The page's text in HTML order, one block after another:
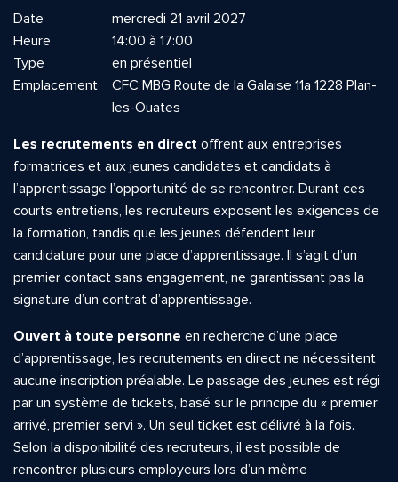
Date
mercredi 21 avril 2027
Heure
14:00 à 17:00
Type
en présentiel
Emplacement
CFC MBG Route de la Galaise 11a 1228 Plan-
les-Ouates
Les recrutements en direct offrent aux entreprises
formatrices et aux jeunes candidates et candidats à
l’apprentissage l’opportunité de se rencontrer. Durant ces
courts entretiens, les recruteurs exposent les exigences de
la formation, tandis que les jeunes défendent leur
candidature pour une place d’apprentissage. Il s’agit d’un
premier contact sans engagement, ne garantissant pas la
signature d’un contrat d’apprentissage.
Ouvert à toute personne en recherche d’une place
d’apprentissage, les recrutements en direct ne nécessitent
aucune inscription préalable. Le passage des jeunes est régi
par un système de tickets, basé sur le principe du « premier
arrivé, premier servi ». Un seul ticket est délivré à la fois.
Selon la disponibilité des recruteurs, il est possible de
rencontrer plusieurs employeurs lors d’un même